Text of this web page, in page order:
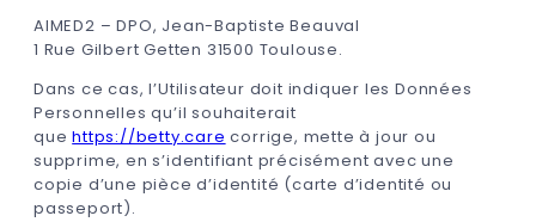
AIMED2 – DPO, Jean-Baptiste Beauval
1 Rue Gilbert Getten 31500 Toulouse.
Dans ce cas, l’Utilisateur doit indiquer les Données
Personnelles qu’il souhaiterait
quehttps://betty.care corrige, mette à jour ou
supprime, en s’identifiant précisément avec une
copie d’une pièce d’identité (carte d’identité ou
passeport).